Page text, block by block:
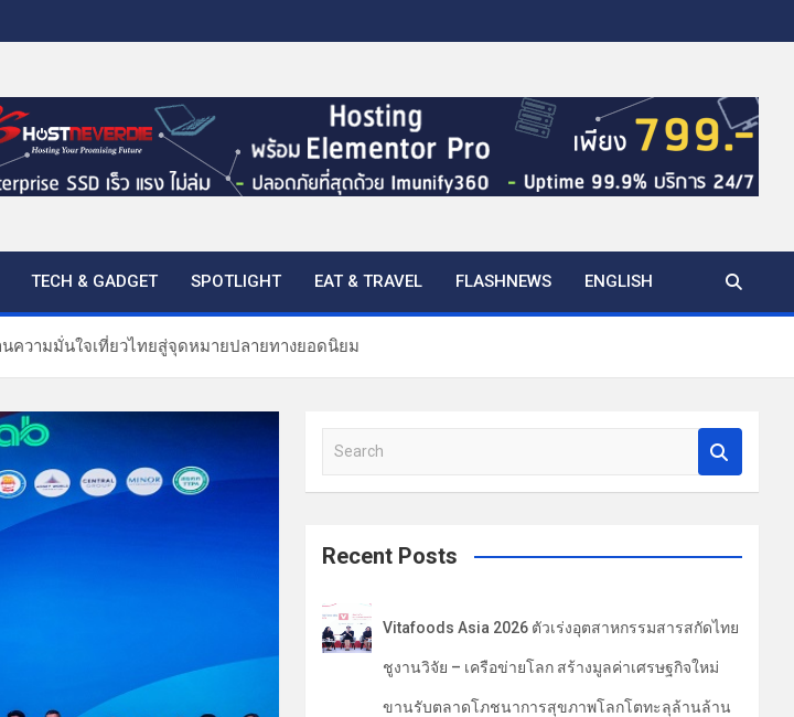
TECH & GADGET SPOTLIGHT EAT & TRAVEL FLASHNEWS ENGLISH
ความมั่นใจเที่ยวไทยสู่จุดหมายปลายทางยอดนิยม
a
c
Recent Posts
Vitafoods Asia 2026 ตัวเร่งอุตสาหกรรมสารสกัดไทย
ชูงานวิจัย – เครือข่ายโลก สร้างมูลค่าเศรษฐกิจใหม่
ขานรับตลาดโภชนาการสุขภาพโลกโตทะลุล้านล้าน